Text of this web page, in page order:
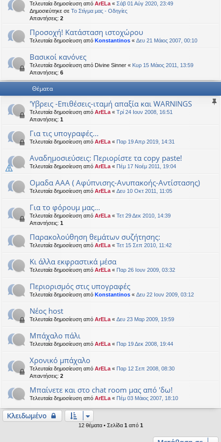
εις
Τελευταία δημοσίευση από ArELa « Σάβ 01 Αύγ 2020, 23:49
Δημοσιεύτηκε σε Το Στίγμα μας - Οδηγίες
Απαντήσεις: 2
Προσοχή! Κατάσταση ιστoχώρου
Τελευταία δημοσίευση από Konstantinos « Δευ 21 Μάιος 2007, 00:10
Βασικοί κανόνες
Τελευταία δημοσίευση από Divine Sinner « Κυρ 15 Μάιος 2011, 13:59
Απαντήσεις: 6
Θέματα
'Υβρεις -Επιθέσεις-ιταμή απαξία και WARNINGS
Τελευταία δημοσίευση από ArELa « Τρί 24 Ιουν 2008, 16:51
Απαντήσεις: 1
Για τις υπογραφές...
Τελευταία δημοσίευση από ArELa « Παρ 19 Απρ 2019, 14:31
Αναδημοσιεύσεις: Περιορίστε τα copy paste!
Τελευταία δημοσίευση από ArELa « Πέμ 17 Νοέμ 2011, 19:04
Oμαδα ΑΑΑ ( Αφύπνισης-Ανυπακοής-Αντίστασης)
Τελευταία δημοσίευση από ArELa « Δευ 10 Οκτ 2011, 11:05
Για το φόρουμ μας...
Τελευταία δημοσίευση από ArELa « Τετ 29 Δεκ 2010, 14:39
Απαντήσεις: 1
Παρακολούθηση θεμάτων συζήτησης:
Τελευταία δημοσίευση από ArELa « Τετ 15 Σεπ 2010, 11:42
Κι άλλα εκφραστικά μέσα
Τελευταία δημοσίευση από ArELa « Παρ 26 Ιουν 2009, 03:32
Περιορισμός στις υπογραφές
Τελευταία δημοσίευση από Konstantinos « Δευ 22 Ιουν 2009, 03:12
Νέος host
Τελευταία δημοσίευση από ArELa « Δευ 23 Μαρ 2009, 19:59
Mπάχαλο πάλι
Τελευταία δημοσίευση από ArELa « Παρ 19 Δεκ 2008, 19:44
Χρονικό μπάχαλο
Τελευταία δημοσίευση από ArELa « Παρ 12 Σεπ 2008, 08:30
Απαντήσεις: 2
Μπαίνετε και στο chat room μας από 'δω!
Τελευταία δημοσίευση από ArELa « Πέμ 03 Μάιος 2007, 18:10
Κλειδωμένο
12 θέματα • Σελίδα 1 από 1